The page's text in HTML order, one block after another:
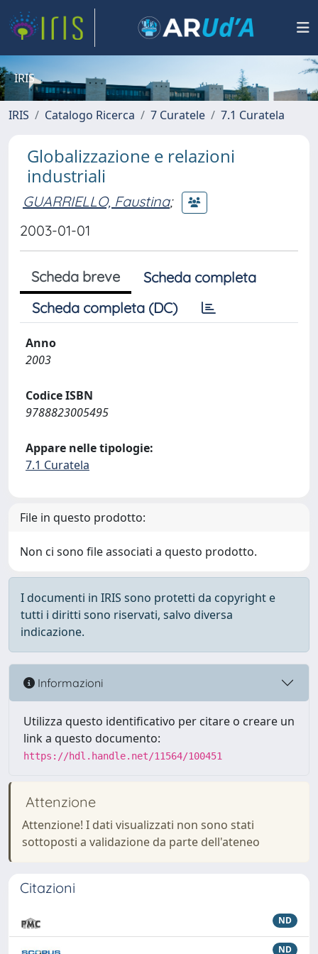
IRIS
IRIS Catalogo Ricerca 7 Curatele 7.1 Curatela
Globalizzazione e relazioni
industriali
GUARRIELLO, Faustina;
2003-01-01
Scheda breve
Scheda completa
Scheda completa (DC)
Anno
2003
Codice ISBN
9788823005495
Appare nelle tipologie:
7.1 Curatela
File in questo prodotto:
Non ci sono file associati a questo prodotto.
I documenti in IRIS sono protetti da copyright e
tutti i diritti sono riservati, salvo diversa
indicazione.
Informazioni
Utilizza questo identificativo per citare o creare un
link a questo documento:
https://hdl.handle.net/11564/100451
Attenzione
Attenzione! I dati visualizzati non sono stati
sottoposti a validazione da parte dell'ateneo
Citazioni
ND
ND